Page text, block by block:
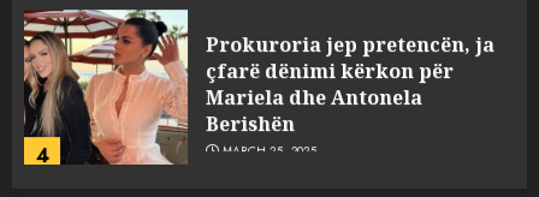
4
Prokuroria jep pretencën, ja
çfarë dënimi kërkon për
Mariela dhe Antonela
Berishën
MARCH 25, 2025